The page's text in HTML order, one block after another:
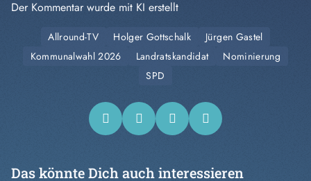
Der Kommentar wurde mit KI erstellt
Allround-TV Holger Gottschalk
Jürgen Gastel
Kommunalwahl 2026
Landratskandidat
Nominierung
SPD
Das könnte Dich auch interessieren